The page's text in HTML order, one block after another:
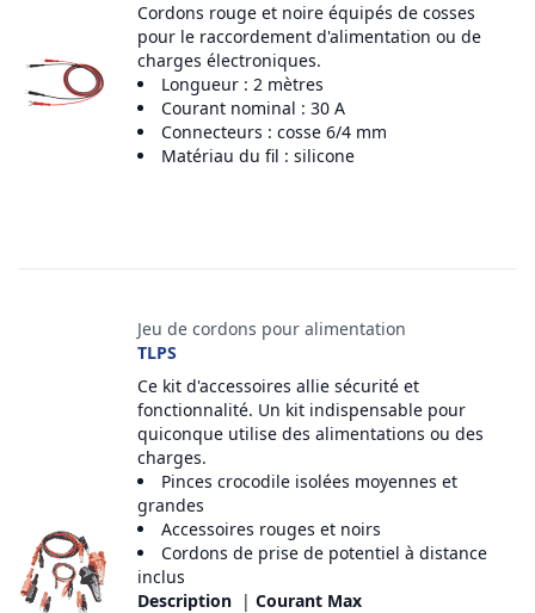
Cordons rouge et noire équipés de cosses
pour le raccordement d'alimentation ou de
charges électroniques.
Longueur : 2 mètres
Courant nominal : 30 A
Connecteurs : cosse 6/4 mm
Matériau du fil : silicone
Jeu de cordons pour alimentation
TLPS
Ce kit d'accessoires allie sécurité et
fonctionnalité. Un kit indispensable pour
quiconque utilise des alimentations ou des
charges.
Pinces crocodile isolées moyennes et
grandes
Accessoires rouges et noirs
Cordons de prise de potentiel à distance
inclus
Description | Courant Max